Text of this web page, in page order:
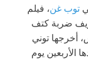
توب غن، فيلم
ضربة كتف
أخرجها توني
الأربعين يوم